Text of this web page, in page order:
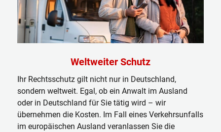
Weltweiter Schutz
Ihr Rechtsschutz gilt nicht nur in Deutschland,
sondern weltweit. Egal, ob ein Anwalt im Ausland
oder in Deutschland für Sie tätig wird – wir
übernehmen die Kosten. Im Fall eines Verkehrsunfalls
im europäischen Ausland veranlassen Sie die